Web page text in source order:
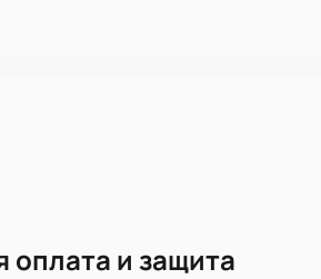
оплата и защита